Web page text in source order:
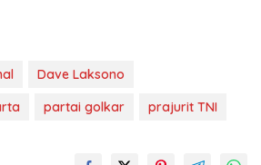
Dave Laksono
partai golkar prajurit TNI